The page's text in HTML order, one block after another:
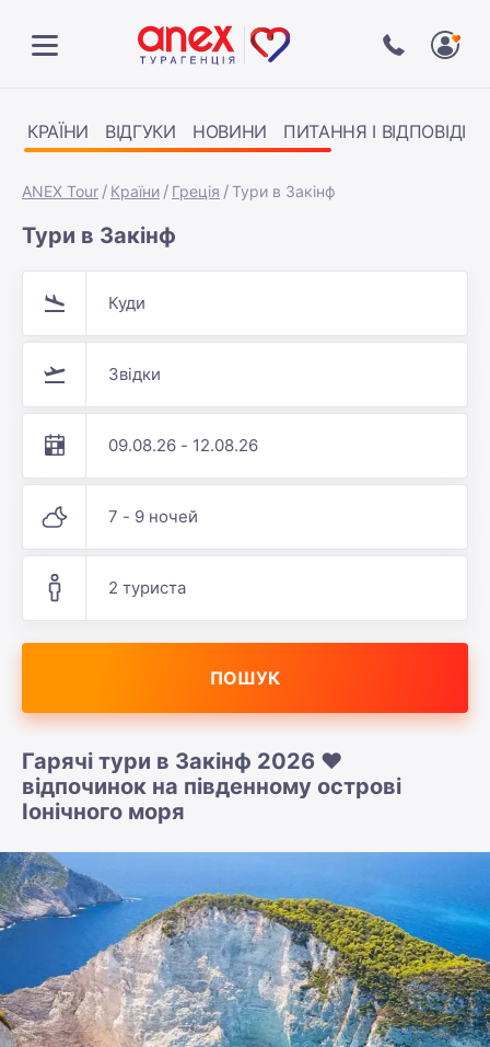
КРАЇНИ ВІДГУКИ НОВИНИ ПИТАННЯ І ВІДПОВІДІ
ANEX Tour Країни Греція Тури в Закінф
Тури в Закінф
Куди
Звідки
09.08.26 - 12.08.26
7 - 9 ночей
2 туриста
ПОШУК
Гарячі тури в Закінф 2026 ❤️
відпочинок на південному острові
Іонічного моря